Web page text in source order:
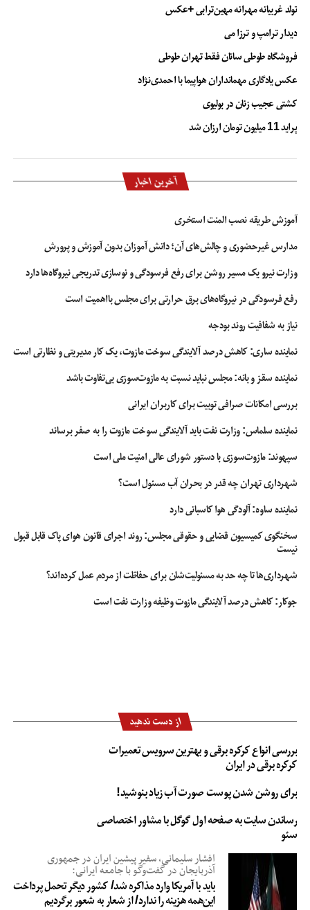
تولد غریبانه مهرانه مهین‌ترابی +عکس
دیدار ترامپ و ترزا می
فروشگاه طوطی سانان فقط تهران طوطی
عکس یادگاری مهمانداران هواپیما با احمدی‌نژاد
کشتی عجیب زنان در بولیوی
پراید 11 میلیون تومان ارزان شد
آخرین اخبار
آموزش طریقه نصب المنت استخری
مدارس غیرحضوری و چالش‌های آن؛ دانش آموزان بدون آموزش و پرورش
وزارت نیرو یک مسیر روشن برای رفع فرسودگی و نوسازی تدریجی نیروگاه‌ها دارد
رفع فرسودگی در نیروگاه‌های برق حرارتی برای مجلس بااهمیت است
نیاز به شفافیت روند بودجه
نماینده ساری: کاهش درصد آلایندگی سوخت مازوت، یک کار مدیریتی و نظارتی است
نماینده سقز و بانه: مجلس نباید نسبت به مازوت‌سوزی بی‌تفاوت باشد
بررسی امکانات صرافی توبیت برای کاربران ایرانی
نماینده سلماس: وزارت نفت باید آلایندگی سوخت مازوت را به صفر برساند
سپهوند:‌ مازوت‌سوزی با دستور شورای عالی امنیت ملی است
شهرداری تهران چه قدر در بحران آب مسئول است؟
نماینده ساوه: آلودگی هوا کاسبانی دارد
سخنگوی کمیسیون قضایی و حقوقی مجلس: روند اجرای قانون هوای پاک قابل قبول
نیست
شهرداری‌ها تا چه حد به مسئولیت‌شان برای حفاظت از مردم عمل کرده‌اند؟
جوکار: کاهش درصد آلایندگی مازوت وظیفه وزارت نفت است
از دست ندهید
بررسی انواع کرکره برقی و بهترین سرویس تعمیرات
کرکره برقی در ایران
برای روشن شدن پوست صورت آب زیاد بنوشید!
رساندن سایت به صفحه اول گوگل با مشاور اختصاصی
سئو
افشار سلیمانی، سفیر پیشین ایران در جمهوری
آذربایجان در گفت‌وگو با جامعه ایرانی:
باید با آمریکا وارد مذاکره شد/ کشور دیگر تحمل پرداخت
این‌همه هزینه را ندارد/ از شعار به شعور برگردیم